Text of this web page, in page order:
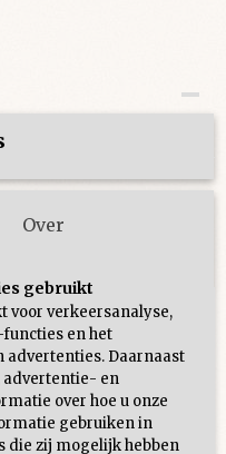
Over
gebruikt
voor verkeersanalyse,
en het
Daarnaast
advertentie- en
over hoe u onze
gebruiken in
die zij mogelijk hebben